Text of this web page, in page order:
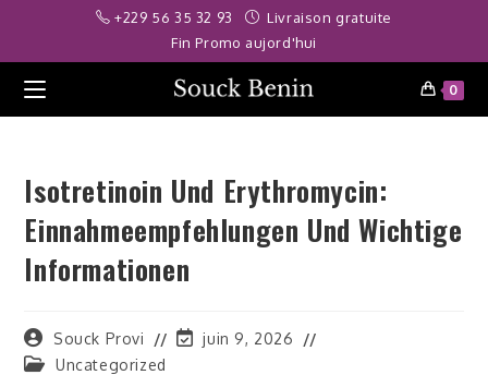
jojobettelegram ifşadeneme bonusubetwoon
content
+229 56 35 32 93
Livraison gratuite
Fin Promo aujord'hui
0
Isotretinoin Und Erythromycin:
Einnahmeempfehlungen Und Wichtige
Informationen
Auteur/autrice
de
Souck Provi
Dernière
juin 9, 2026
PostUncategorized